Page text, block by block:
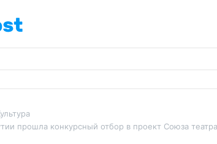
прошла конкурсный отбор в проект Союза